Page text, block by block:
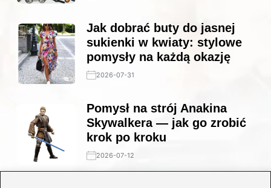
Jak dobrać buty do jasnej
sukienki w kwiaty: stylowe
pomysły na każdą okazję
2026-07-31
Pomysł na strój Anakina
Skywalkera — jak go zrobić
krok po kroku
2026-07-12